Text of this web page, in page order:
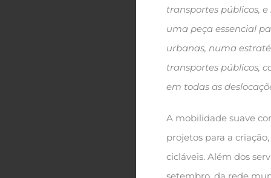
transportes públicos,
uma peça essencial
urbanas, numa
transportes públicos,
em todas as
A mobilidade suave
projetos para a
cicláveis. Além dos
setembro, da rede